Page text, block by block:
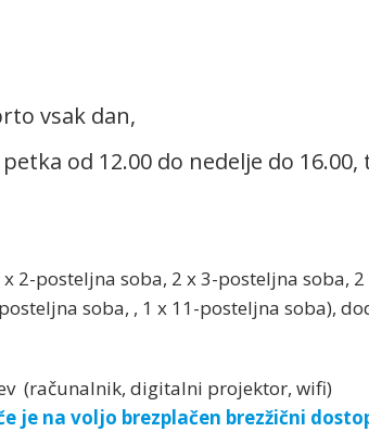
vsak dan,
petka od 12.00 do nedelje do
x 2-posteljna soba, 2 x 3-posteljna soba,
soba, , 1 x 11-posteljna soba),
(računalnik, digitalni projektor, wifi)
je na voljo brezplačen brezžični